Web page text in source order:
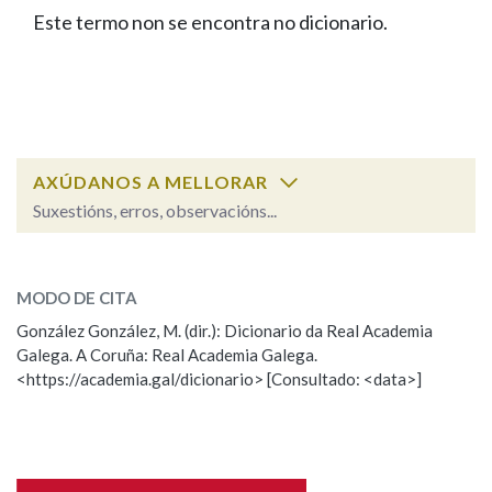
FIGURAS HOMENAXEADAS
PORTAL DAS PALABRAS
Facebook
TwitterYoutubeInstagram
Bluesky
BUSCAR NOS LEMAS
Remata por
BUSCAR NO CONTIDO
Nas definicións
Este termo non se encontra no dicionario.
AXÚDANOS A MELLORAR
Suxestións, erros, observacións...
Observación
Nome
MODO DE CITA
González González, M. (dir.): Dicionario da Real Academia
Galega. A Coruña: Real Academia Galega.
<https://academia.gal/dicionario> [Consultado: <data>]